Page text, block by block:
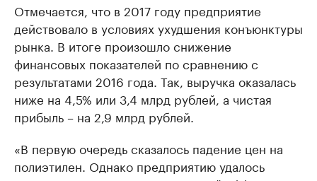
Отмечается, что в 2017 году предприятие
действовало в условиях ухудшения конъюнктуры
рынка. В итоге произошло снижение
финансовых показателей по сравнению с
результатами 2016 года. Так, выручка оказалась
ниже на 4,5% или 3,4 млрд рублей, а чистая
прибыль – на 2,9 млрд рублей.
«В первую очередь сказалось падение цен на
полиэтилен. Однако предприятию удалось